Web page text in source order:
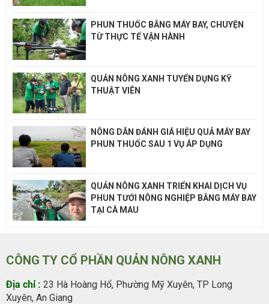
PHUN THUỐC BẰNG MÁY BAY, CHUYỆN
TỪ THỰC TẾ VẬN HÀNH
QUẢN NÔNG XANH TUYỂN DỤNG KỸ
THUẬT VIÊN
NÔNG DÂN ĐÁNH GIÁ HIỆU QUẢ MÁY BAY
PHUN THUỐC SAU 1 VỤ ÁP DỤNG
QUẢN NÔNG XANH TRIỂN KHAI DỊCH VỤ
PHUN TƯỚI NÔNG NGHIỆP BẰNG MÁY BAY
TẠI CÀ MAU
CÔNG TY CỔ PHẦN QUẢN NÔNG XANH
Địa chỉ : 23 Hà Hoàng Hổ, Phường Mỹ Xuyên, TP Long
Xuyên, An Giang